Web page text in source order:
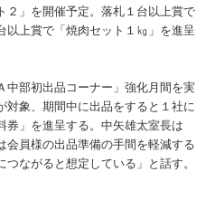
２」を開催予定。落札１台以上賞で
以上賞で「焼肉セット１㎏」を進呈
部初出品コーナー」強化月間を実
対象、期間中に出品をすると１社に
券」を進呈する。中矢雄太室長は
会員様の出品準備の手間を軽減する
ながると想定している」と話す。